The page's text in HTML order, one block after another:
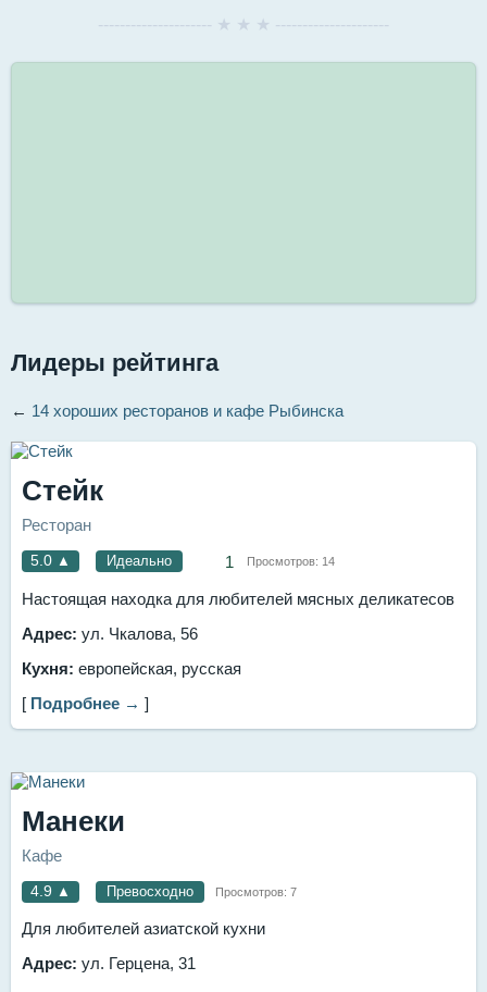
--------------------- ★ ★ ★ ---------------------
Лидеры рейтинга
← 14 хороших ресторанов и кафе Рыбинска
Стейк
Ресторан
5.0 ▲ Идеально 1 Просмотров: 14
Настоящая находка для любителей мясных деликатесов
Адрес: ул. Чкалова, 56
Кухня: европейская, русская
[ Подробнее → ]
Манеки
Кафе
4.9 ▲ Превосходно Просмотров: 7
Для любителей азиатской кухни
Адрес: ул. Герцена, 31